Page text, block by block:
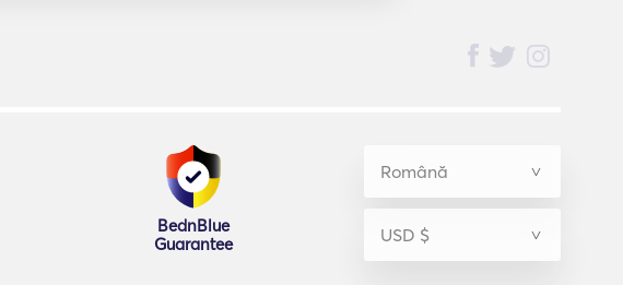
BednBlue
Guarantee